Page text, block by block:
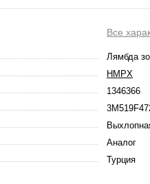
Все
Лямбда
HMPX
1346366
Аналог
Турция